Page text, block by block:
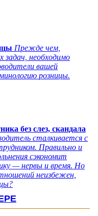
Прежде чем,
задач, необходимо
вашей
розницы.
без слез, скандала
сталкивается с
Правильно и
сэкономит
— нервы и время. Но
неизбежен,